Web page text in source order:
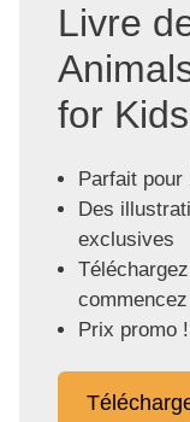
Livre
for
Parfait pour
Des
exclusives
Prix promo !